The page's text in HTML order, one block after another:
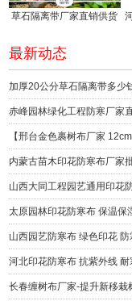
草石隔离带厂家直销供货
最新动态
山西园艺防寒布 绿色印花
河北印花防寒布 抗紫外线
长春缠树布厂家-提升新移栽